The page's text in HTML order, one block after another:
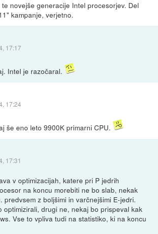
novejše generacije Intel procesorjev. Del
kampanje, verjetno.
17:17
Intel je razočaral.
17:24
še eno leto 9900K primarni CPU.
17:31
v optimizacijah, katere pri P jedrih
na koncu morebiti ne bo slab, nekak
predvsem z boljšimi in varčnejšimi E-jedri.
optimizirali, drugi ne, nekaj bo prispeval kak
Vse to vpliva tudi na statistiko, ki na koncu